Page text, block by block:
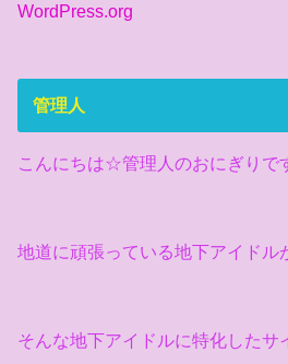
WordPress.org
管理人
こんにちは☆管理人のおにぎりで
地道に頑張っている地下アイドル
そんな地下アイドルに特化した